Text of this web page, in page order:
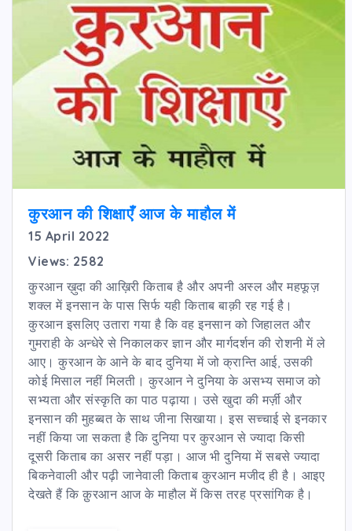
कुरआन की शिक्षाएँ आज के माहौल में
15 April 2022
Views: 2582
कुरआन ख़ुदा की आख़िरी किताब है और अपनी अस्ल और महफूज़
शक्ल में इनसान के पास सिर्फ यही किताब बाक़ी रह गई है।
कुरआन इसलिए उतारा गया है कि वह इनसान को जिहालत और
गुमराही के अन्धेरे से निकालकर ज्ञान और मार्गदर्शन की रोशनी में ले
आए। कुरआन के आने के बाद दुनिया में जो क्रान्ति आई, उसकी
कोई मिसाल नहीं मिलती। कुरआन ने दुनिया के असभ्य समाज को
सभ्यता और संस्कृति का पाठ पढ़ाया। उसे खुदा की मर्ज़ी और
इनसान की मुहब्बत के साथ जीना सिखाया। इस सच्चाई से इनकार
नहीं किया जा सकता है कि दुनिया पर कुरआन से ज्यादा किसी
दूसरी किताब का असर नहीं पड़ा। आज भी दुनिया में सबसे ज्यादा
बिकनेवाली और पढ़ी जानेवाली किताब कुरआन मजीद ही है। आइए
देखते हैं कि क़ुरआन आज के माहौल में किस तरह प्रसांगिक है।